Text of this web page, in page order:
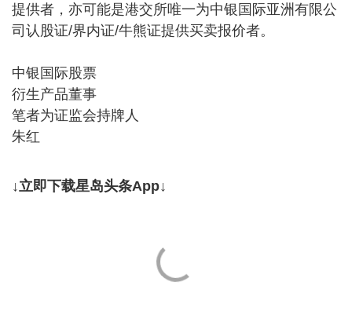
提供者，亦可能是港交所唯一为中银国际亚洲有限公
司认股证/界内证/牛熊证提供买卖报价者。
中银国际股票
衍生产品董事
笔者为证监会持牌人
朱红
↓立即下载星岛头条App↓